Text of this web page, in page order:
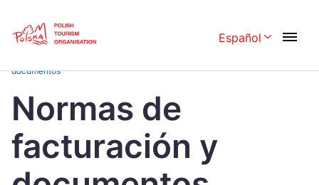
Español
Česká 中国
Dansk Deutschland
Español Français
documentos
Normas de
facturación y